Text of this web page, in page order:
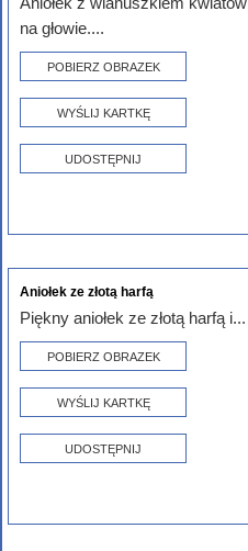
na głowie....
POBIERZ OBRAZEK
WYŚLIJ KARTKĘ
UDOSTĘPNIJ
Aniołek ze złotą harfą
Piękny aniołek ze złotą harfą i...
POBIERZ OBRAZEK
WYŚLIJ KARTKĘ
UDOSTĘPNIJ